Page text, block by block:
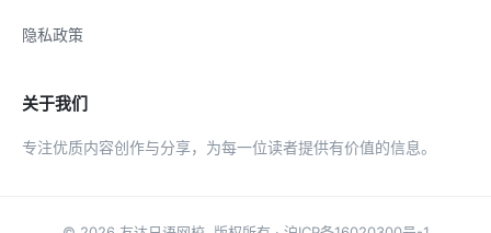
隐私政策
关于我们
专注优质内容创作与分享，为每一位读者提供有价值的信息。